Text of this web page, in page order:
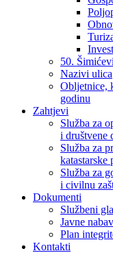
50.
Nazivi ulica
Obljetnice,
godinu
Zahtjevi
Služba za
i društvene
Služba za
katastarske
Služba za
i civilnu
Dokumenti
Službeni
Javne
Plan
Kontakti